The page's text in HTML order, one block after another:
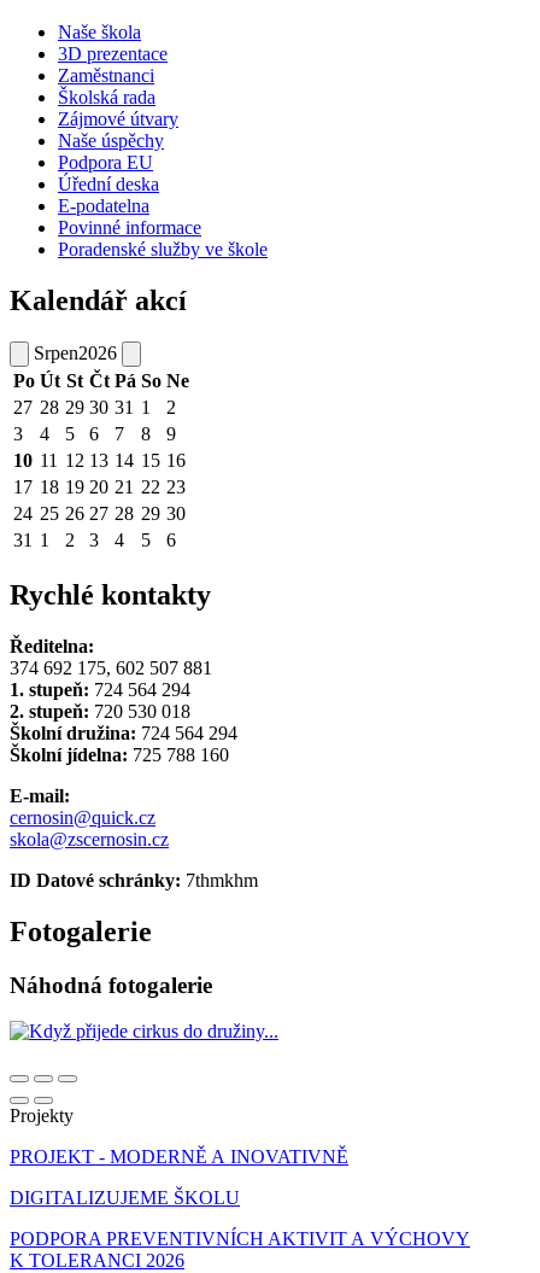
Naše škola
3D prezentace
Zaměstnanci
Školská rada
Zájmové útvary
Naše úspěchy
Podpora EU
Úřední deska
E-podatelna
Povinné informace
Poradenské služby ve škole
Kalendář akcí
Srpen2026
Po Út St Čt Pá So Ne
27 28 29 30 31 1
2
3
4 5 6 7 8
9
10 11 12 13 14 15 16
17 18 19 20 21 22 23
24 25 26 27 28 29 30
31 1 2 3 4 5 6
Rychlé kontakty
Ředitelna:
374 692 175, 602 507 881
1. stupeň: 724 564 294
2. stupeň: 720 530 018
Školní družina: 724 564 294
Školní jídelna: 725 788 160
E-mail:
cernosin@quick.cz
skola@zscernosin.cz
ID Datové schránky: 7thmkhm
Fotogalerie
Náhodná fotogalerie
Projekty
PROJEKT - MODERNĚ A INOVATIVNĚ
DIGITALIZUJEME ŠKOLU
PODPORA PREVENTIVNÍCH AKTIVIT A VÝCHOVY
K TOLERANCI 2026